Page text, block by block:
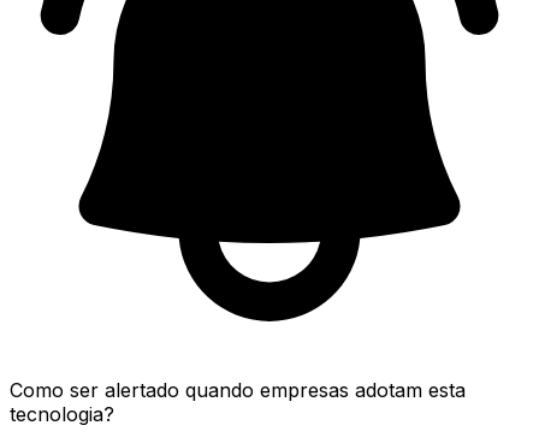
Como ser alertado quando empresas adotam esta
tecnologia?